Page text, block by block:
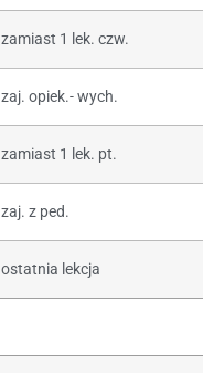
zamiast 1 lek. czw.
zaj. opiek.- wych.
zamiast 1 lek. pt.
zaj. z ped.
ostatnia lekcja